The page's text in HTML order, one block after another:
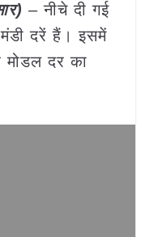
– नीचे दी गई
मंडी दरें हैं। इसमें
दर का